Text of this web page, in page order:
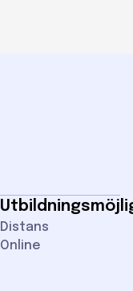
Distans
Online